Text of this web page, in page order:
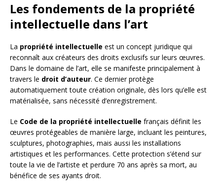
Les fondements de la propriété
intellectuelle dans l’art
La propriété intellectuelle est un concept juridique qui
reconnaît aux créateurs des droits exclusifs sur leurs œuvres.
Dans le domaine de l’art, elle se manifeste principalement à
travers le droit d’auteur. Ce dernier protège
automatiquement toute création originale, dès lors qu’elle est
matérialisée, sans nécessité d’enregistrement.
Le Code de la propriété intellectuelle français définit les
œuvres protégeables de manière large, incluant les peintures,
sculptures, photographies, mais aussi les installations
artistiques et les performances. Cette protection s’étend sur
toute la vie de l’artiste et perdure 70 ans après sa mort, au
bénéfice de ses ayants droit.